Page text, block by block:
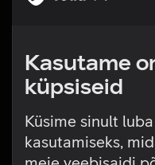
Kasutame
küpsiseid
Küsime sinult
kasutamiseks,